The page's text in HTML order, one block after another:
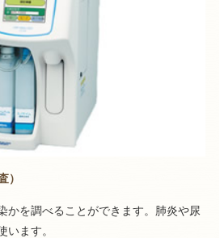
）
かを調べることができます。肺炎や尿
います。